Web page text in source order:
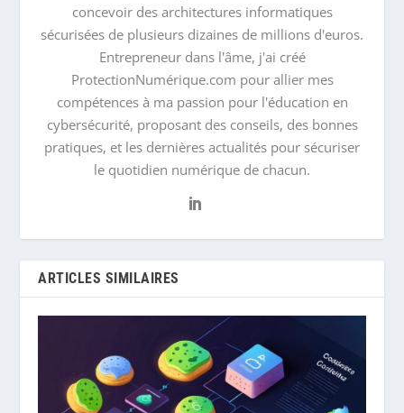
concevoir des architectures informatiques
sécurisées de plusieurs dizaines de millions d'euros.
Entrepreneur dans l'âme, j'ai créé
ProtectionNumérique.com pour allier mes
compétences à ma passion pour l'éducation en
cybersécurité, proposant des conseils, des bonnes
pratiques, et les dernières actualités pour sécuriser
le quotidien numérique de chacun.
ARTICLES SIMILAIRES